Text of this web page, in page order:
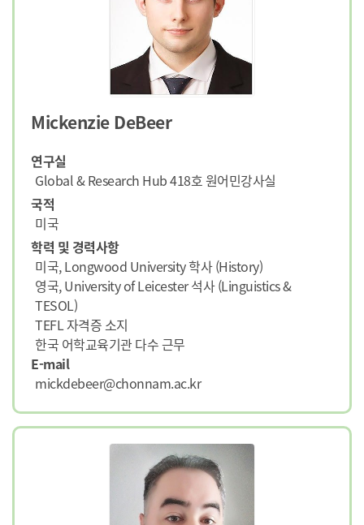
Mickenzie DeBeer
연구실
Global & Research Hub 418호 원어민강사실
국적
미국
학력 및 경력사항
미국, Longwood University 학사 (History)
영국, University of Leicester 석사 (Linguistics &
TESOL)
TEFL 자격증 소지
한국 어학교육기관 다수 근무
E-mail
mickdebeer@chonnam.ac.kr